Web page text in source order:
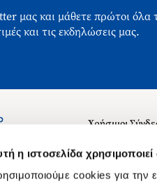
η ιστοσελίδα
cookies για την
μας και μάθετε πρώτοι όλα
και τις εκδηλώσεις μας.
Χρήσιμοι
Σχετικά με
Θέσεις